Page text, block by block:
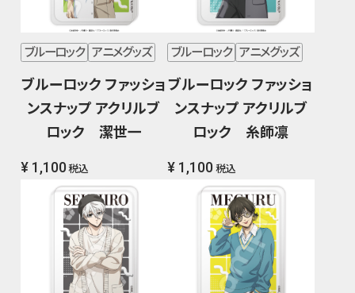
ブルーロック アニメグッズ
ブルーロック ファッショ
ンスナップ アクリルブ
ロック 潔世一
¥ 1,100 税込
ブルーロック アニメグッズ
ブルーロック ファッショ
ンスナップ アクリルブ
ロック 糸師凛
¥ 1,100 税込